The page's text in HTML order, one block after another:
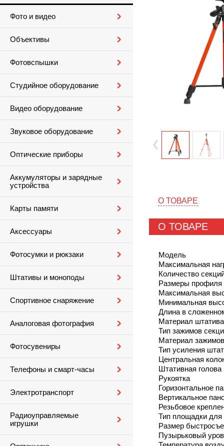
Фото и видео
Объективы
Фотовспышки
Студийное оборудование
Видео оборудование
Звуковое оборудование
Оптические приборы
Аккумуляторы и зарядные
устройства
Карты памяти
Аксессуары
Фотосумки и рюкзаки
Штативы и моноподы
Спортивное снаряжение
Аналоговая фотография
Фотосувениры
Телефоны и смарт-часы
Электротранспорт
Радиоуправляемые
игрушки
О ТОВАРЕ
О ТОВАРЕ
Модель
Максимальная
Количество
Размеры профиля
Максимальная
Минимальная
Длина в
Материал штатива
Тип зажимов
Материал зажимов
Тип усиления
Центральная
Штативная голова
Рукоятка
Горизонтальное
Вертикальное
Резьбовое
Тип площадки
Размер
Пузырьковый